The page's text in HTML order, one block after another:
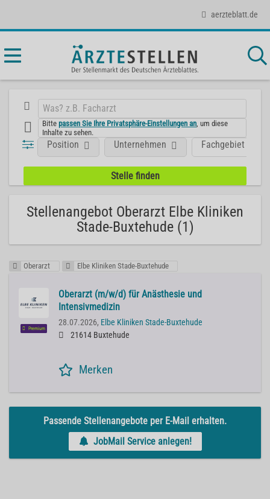
aerzteblatt.de
Bittepassen Sie Ihre Privatsphäre-Einstellungen an , um diese
Inhalte zu sehen.
Position Fachgebiet
Unternehmen
Stellenangebot Oberarzt Elbe Kliniken
Stade-Buxtehude (1)
Oberarzt Elbe Kliniken Stade-Buxtehude
Premium
Oberarzt (m/w/d) für Anästhesie und
Intensivmedizin
28.07.2026, Elbe Kliniken Stade-Buxtehude
21614 Buxtehude
Merken
Passende Stellenangebote per E-Mail erhalten.
JobMail Service anlegen!